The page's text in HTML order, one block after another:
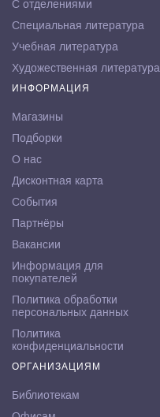
С отделениями
Специальная литература
Учебная литература
Художественная литература
ИНФОРМАЦИЯ
Магазины
Подборки
О нас
Дисконтная карта
События
Партнёры
Вакансии
Информация для
покупателей
Политика обработки
персональных данных
Политика
конфиденциальности
ОРГАНИЗАЦИЯМ
Библиотекам